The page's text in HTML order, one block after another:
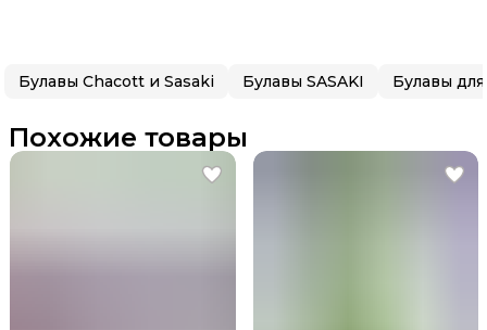
Булавы Chacott и Sasaki Булавы SASAKI
Похожие товары